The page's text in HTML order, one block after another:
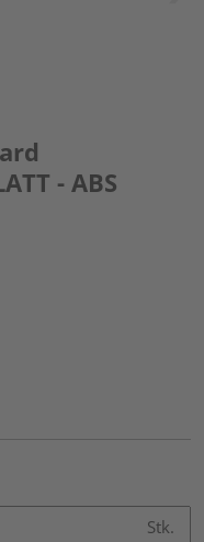
- ABS
Stk.